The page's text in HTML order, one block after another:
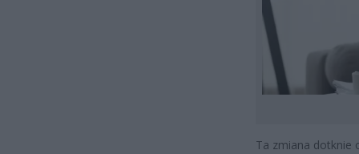
Ta zmiana dotknie